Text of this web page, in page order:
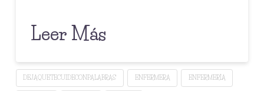
Leer Más
DEJAQUETECUIDECONPALABRAS ENFERMERA ENFERMERÍA